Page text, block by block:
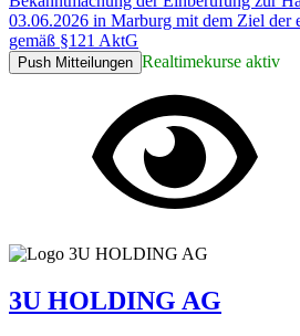
03.06.2026 in Marburg mit dem Ziel der
gemäß §121 AktG
Push Mitteilungen Realtimekurse aktiv
3U HOLDING AG